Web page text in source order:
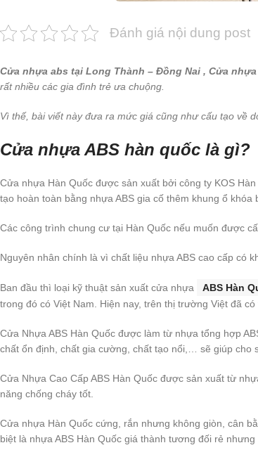
Đánh giá nội dung post
Cửa nhựa abs tại Long Thành – Đồng Nai , Cửa nhựa
rất nhiều các gia đình trẻ ưa chuộng.
Vì thế, bài viết này đưa ra mức giá cũng như cấu tạo về
Cửa nhựa ABS hàn quốc là gì?
Cửa nhựa Hàn Quốc được sản xuất bởi công ty KOS
tạo hoàn toàn bằng nhựa ABS gia cố thêm khung ổ
Các công trình chung cư tại Hàn Quốc nếu muốn được
Nguyên nhân chính là vì chất liệu nhựa ABS cao cấp có
Ban đầu thì loại kỹ thuật sản xuất cửa nhựa ABS Hàn
trong đó có Việt Nam. Hiện nay, trên thị trường Việt đã
Cửa Nhựa ABS Hàn Quốc được làm từ nhựa tổng hợp
chất ổn định, chất gia cường, chất tạo nổi,… sẽ giúp cho
Cửa Nhựa Cao Cấp ABS Hàn Quốc được sản xuất từ
năng chống cháy tốt.
Cửa nhựa Hàn Quốc cứng, rắn nhưng không giòn, cân
biệt là nhựa ABS Hàn Quốc giá thành tương đối rẻ